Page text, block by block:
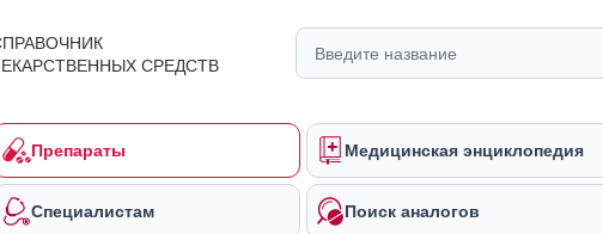
СРЕДСТВ
Препараты Медицинская энциклопедия
Специалистам Поиск аналогов